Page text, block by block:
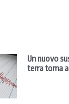
Un nuovo
terra torna